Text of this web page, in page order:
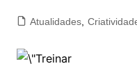
Atualidades,